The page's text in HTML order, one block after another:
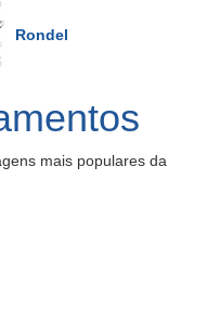
Rondel
mais populares da